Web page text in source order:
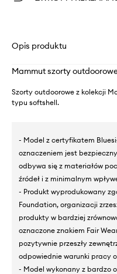
Opis produktu
Mammut szorty
Szorty outdoorowe z kolekcji
typu softshell.
- Model z certyfikatem
oznaczeniem jest
odbywa się z materiałów
źródeł i z minimalnym
- Produkt wyprodukowany
Foundation, organizacji
produkty w bardziej
oznaczone znakiem Fair
pozytywnie przeszły
odpowiednie warunki pracy
- Model wykonany z bardzo